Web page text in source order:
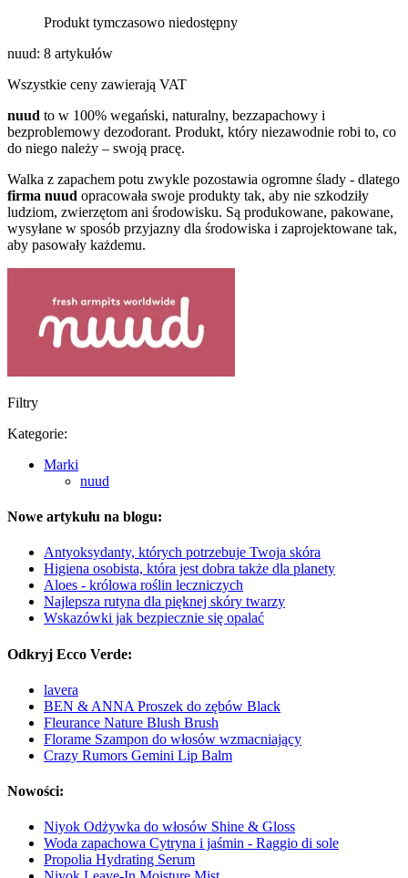
Produkt tymczasowo niedostępny
nuud: 8 artykułów
Wszystkie ceny zawierają VAT
nuud to w 100% wegański, naturalny, bezzapachowy i
bezproblemowy dezodorant. Produkt, który niezawodnie robi to, co
do niego należy – swoją pracę.
Walka z zapachem potu zwykle pozostawia ogromne ślady - dlatego
firma nuud opracowała swoje produkty tak, aby nie szkodziły
ludziom, zwierzętom ani środowisku. Są produkowane, pakowane,
wysyłane w sposób przyjazny dla środowiska i zaprojektowane tak,
aby pasowały każdemu.
Filtry
Kategorie:
Marki
nuud
Nowe artykułu na blogu:
Antyoksydanty, których potrzebuje Twoja skóra
Higiena osobista, która jest dobra także dla planety
Aloes - królowa roślin leczniczych
Najlepsza rutyna dla pięknej skóry twarzy
Wskazówki jak bezpiecznie się opalać
Odkryj Ecco Verde:
lavera
BEN & ANNA Proszek do zębów Black
Fleurance Nature Blush Brush
Florame Szampon do włosów wzmacniający
Crazy Rumors Gemini Lip Balm
Nowości:
Niyok Odżywka do włosów Shine & Gloss
Woda zapachowa Cytryna i jaśmin - Raggio di sole
Propolia Hydrating Serum